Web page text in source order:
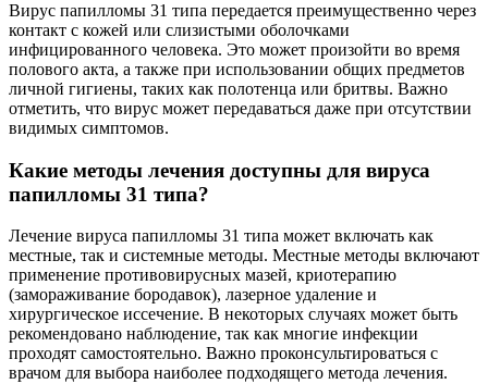
Вирус папилломы 31 типа передается преимущественно через
контакт с кожей или слизистыми оболочками
инфицированного человека. Это может произойти во время
полового акта, а также при использовании общих предметов
личной гигиены, таких как полотенца или бритвы. Важно
отметить, что вирус может передаваться даже при отсутствии
видимых симптомов.
Какие методы лечения доступны для вируса
папилломы 31 типа?
Лечение вируса папилломы 31 типа может включать как
местные, так и системные методы. Местные методы включают
применение противовирусных мазей, криотерапию
(замораживание бородавок), лазерное удаление и
хирургическое иссечение. В некоторых случаях может быть
рекомендовано наблюдение, так как многие инфекции
проходят самостоятельно. Важно проконсультироваться с
врачом для выбора наиболее подходящего метода лечения.